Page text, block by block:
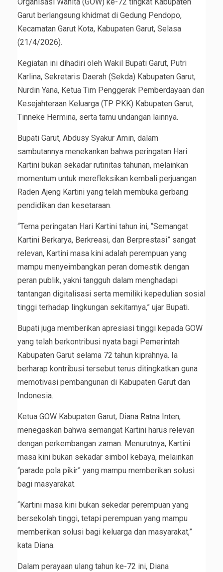
Organisasi Wanita (GOW) ke-72 tingkat Kabupaten
Garut berlangsung khidmat di Gedung Pendopo,
Kecamatan Garut Kota, Kabupaten Garut, Selasa
(21/4/2026).
Kegiatan ini dihadiri oleh Wakil Bupati Garut, Putri
Karlina, Sekretaris Daerah (Sekda) Kabupaten Garut,
Nurdin Yana, Ketua Tim Penggerak Pemberdayaan dan
Kesejahteraan Keluarga (TP PKK) Kabupaten Garut,
Tinneke Hermina, serta tamu undangan lainnya.
Bupati Garut, Abdusy Syakur Amin, dalam
sambutannya menekankan bahwa peringatan Hari
Kartini bukan sekadar rutinitas tahunan, melainkan
momentum untuk merefleksikan kembali perjuangan
Raden Ajeng Kartini yang telah membuka gerbang
pendidikan dan kesetaraan.
“Tema peringatan Hari Kartini tahun ini, “Semangat
Kartini Berkarya, Berkreasi, dan Berprestasi” sangat
relevan, Kartini masa kini adalah perempuan yang
mampu menyeimbangkan peran domestik dengan
peran publik, yakni tangguh dalam menghadapi
tantangan digitalisasi serta memiliki kepedulian sosial
tinggi terhadap lingkungan sekitarnya,” ujar Bupati.
Bupati juga memberikan apresiasi tinggi kepada GOW
yang telah berkontribusi nyata bagi Pemerintah
Kabupaten Garut selama 72 tahun kiprahnya. Ia
berharap kontribusi tersebut terus ditingkatkan guna
memotivasi pembangunan di Kabupaten Garut dan
Indonesia.
Ketua GOW Kabupaten Garut, Diana Ratna Inten,
menegaskan bahwa semangat Kartini harus relevan
dengan perkembangan zaman. Menurutnya, Kartini
masa kini bukan sekadar simbol kebaya, melainkan
“parade pola pikir” yang mampu memberikan solusi
bagi masyarakat.
“Kartini masa kini bukan sekedar perempuan yang
bersekolah tinggi, tetapi perempuan yang mampu
memberikan solusi bagi keluarga dan masyarakat,”
kata Diana.
Dalam perayaan ulang tahun ke-72 ini, Diana